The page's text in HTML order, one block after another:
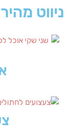
ניווט מהיר